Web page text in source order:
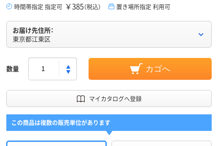
時間帯指定 指定可 ￥385（税込） 置き場所指定 利用可
お届け先住所：
東京都江東区
数量 カゴへ
マイカタログへ登録
この商品は複数の販売単位があります